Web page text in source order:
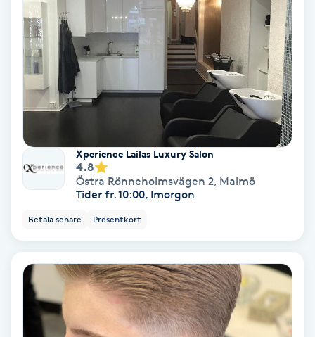
Ansiktsbehandling djuprengörande
Babylights
Balayage
Bambumassage
Barber
BIAB
Blowout
Xperience Lailas Luxury Salon
4.8
Östra Rönneholmsvägen 2, Malmö
Tider fr. 10:00, Imorgon
Betala senare Presentkort